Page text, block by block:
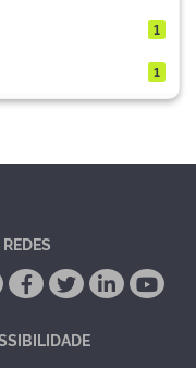
1
1